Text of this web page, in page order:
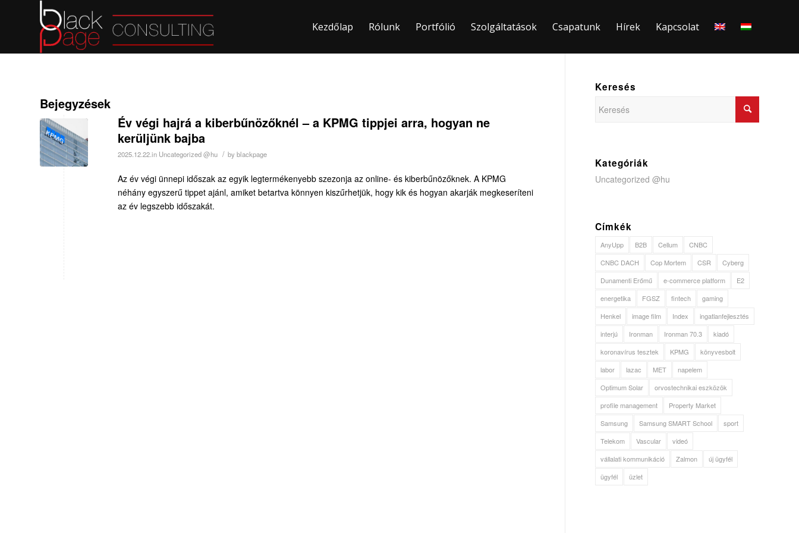
Kezdőlap Rólunk Portfólió Szolgáltatások Csapatunk Hírek Kapcsolat
Bejegyzések
Év végi hajrá a kiberbűnözőknél – a KPMG tippjei arra, hogyan ne
kerüljünk bajba
2025.12.22.in Uncategorized @hu / byblackpage
Az év végi ünnepi időszak az egyik legtermékenyebb szezonja az online- és kiberbűnözőknek. A KPMG
néhány egyszerű tippet ajánl, amiket betartva könnyen kiszűrhetjük, hogy kik és hogyan akarják megkeseríteni
az év legszebb időszakát.
Keresés
Kategóriák
Uncategorized @hu
Címkék
AnyUpp B2B Cellum
CNBC
CNBC DACH
Cop Mortem CSR
Cyberg
Dunamenti Erőmű
e-commerce platform
E2
energetika
FGSZ fintech
gaming
Henkel
image film Index
ingatlanfejlesztés
interjú
Ironman Ironman 70.3
kiadó
koronavírus tesztek
KPMG
könyvesbolt
labor
lazac MET
napelem
Optimum Solar
orvostechnikai eszközök
profile management
Property Market
Samsung
Samsung SMART School
sport
Telekom
Vascular
videó
vállalati kommunikáció
Zalmon
új ügyfél
ügyfél
üzlet